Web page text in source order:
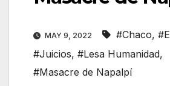
MAY 9, 2022 #Chaco,
#Juicios, #Lesa Humanidad,
#Masacre de Napalpí